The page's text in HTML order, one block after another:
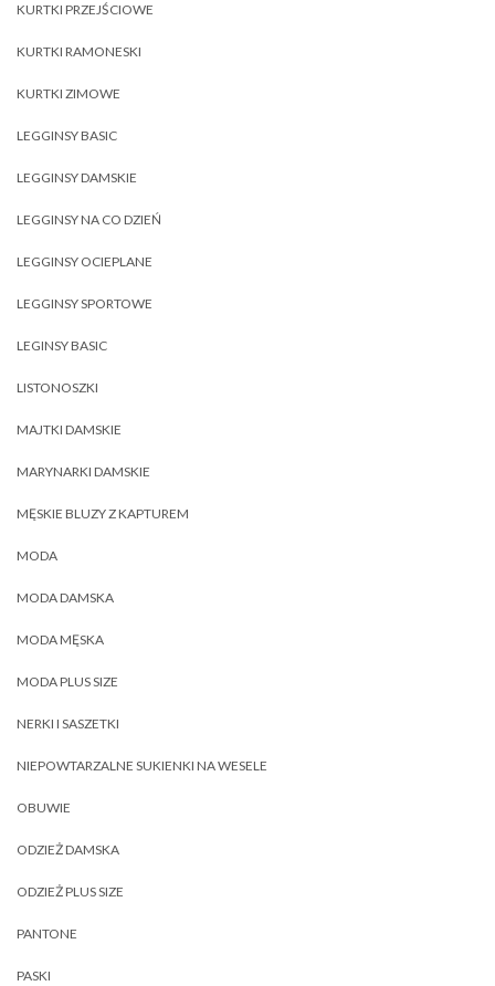
KURTKI PRZEJŚCIOWE
KURTKI RAMONESKI
KURTKI ZIMOWE
LEGGINSY BASIC
LEGGINSY DAMSKIE
LEGGINSY NA CO DZIEŃ
LEGGINSY OCIEPLANE
LEGGINSY SPORTOWE
LEGINSY BASIC
LISTONOSZKI
MAJTKI DAMSKIE
MARYNARKI DAMSKIE
MĘSKIE BLUZY Z KAPTUREM
MODA
MODA DAMSKA
MODA MĘSKA
MODA PLUS SIZE
NERKI I SASZETKI
NIEPOWTARZALNE SUKIENKI NA WESELE
OBUWIE
ODZIEŻ DAMSKA
ODZIEŻ PLUS SIZE
PANTONE
PASKI